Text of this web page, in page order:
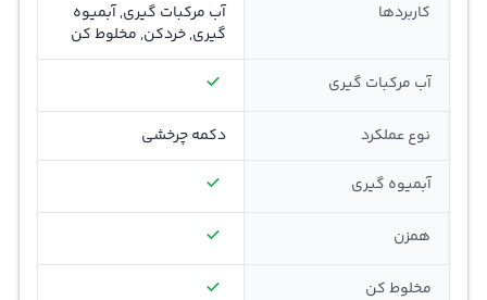
کاربردها
آب مرکبات گيری, آبمیوه
گیری, خردکن, مخلوط کن
آب مرکبات گيری
نوع عملکرد دکمه چرخشی
آبمیوه گیری
همزن
مخلوط کن